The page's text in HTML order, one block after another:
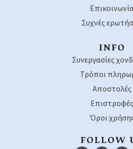
Συχνές
INFO
Συνεργασίες
Τρόποι
Αποστολές
Επιστροφές
Όροι
FOLLOW